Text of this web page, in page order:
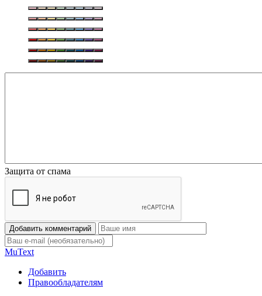
Защита от спама
Добавить комментарий
MuText
Добавить
Правообладателям